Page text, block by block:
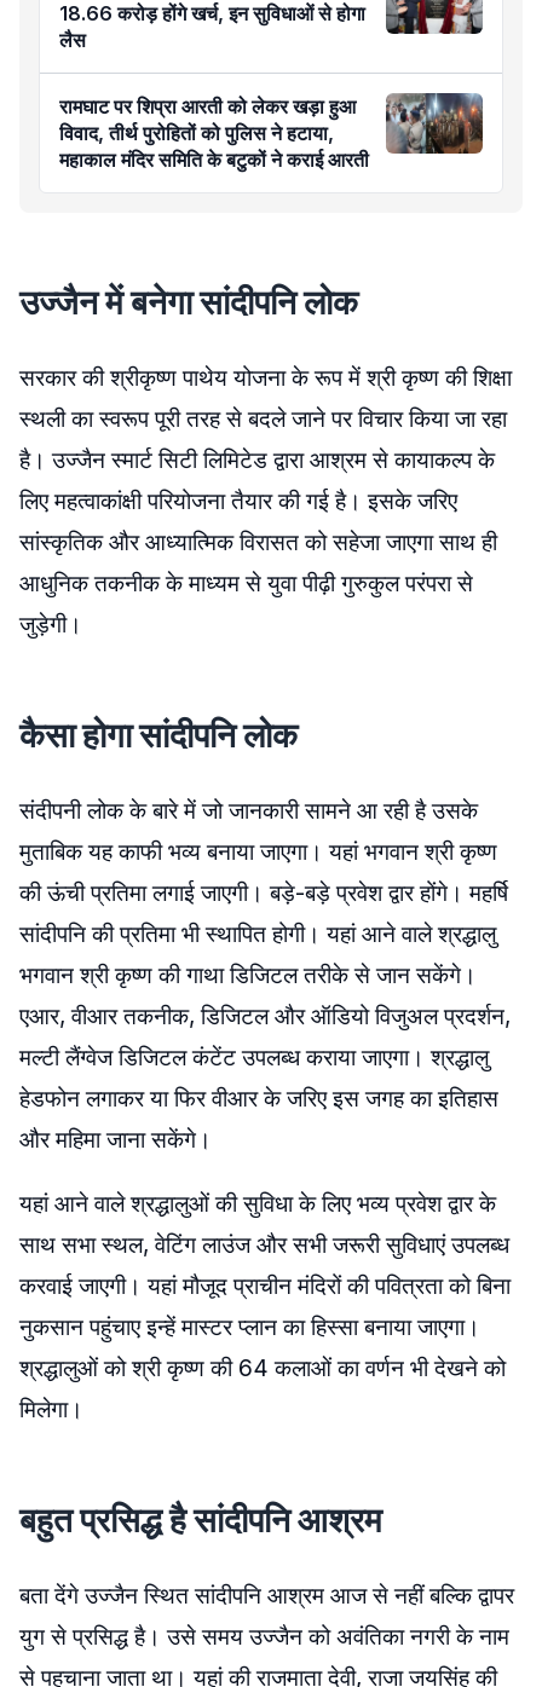
18.66 करोड़ होंगे खर्च, इन सुविधाओं से होगा
लैस
रामघाट पर शिप्रा आरती को लेकर खड़ा हुआ
विवाद, तीर्थ पुरोहितों को पुलिस ने हटाया,
महाकाल मंदिर समिति के बटुकों ने कराई आरती
उज्जैन में बनेगा सांदीपनि लोक
सरकार की श्रीकृष्ण पाथेय योजना के रूप में श्री कृष्ण की शिक्षा
स्थली का स्वरूप पूरी तरह से बदले जाने पर विचार किया जा रहा
है। उज्जैन स्मार्ट सिटी लिमिटेड द्वारा आश्रम से कायाकल्प के
लिए महत्वाकांक्षी परियोजना तैयार की गई है। इसके जरिए
सांस्कृतिक और आध्यात्मिक विरासत को सहेजा जाएगा साथ ही
आधुनिक तकनीक के माध्यम से युवा पीढ़ी गुरुकुल परंपरा से
जुड़ेगी।
कैसा होगा सांदीपनि लोक
संदीपनी लोक के बारे में जो जानकारी सामने आ रही है उसके
मुताबिक यह काफी भव्य बनाया जाएगा। यहां भगवान श्री कृष्ण
की ऊंची प्रतिमा लगाई जाएगी। बड़े-बड़े प्रवेश द्वार होंगे। महर्षि
सांदीपनि की प्रतिमा भी स्थापित होगी। यहां आने वाले श्रद्धालु
भगवान श्री कृष्ण की गाथा डिजिटल तरीके से जान सकेंगे।
एआर, वीआर तकनीक, डिजिटल और ऑडियो विजुअल प्रदर्शन,
मल्टी लैंग्वेज डिजिटल कंटेंट उपलब्ध कराया जाएगा। श्रद्धालु
हेडफोन लगाकर या फिर वीआर के जरिए इस जगह का इतिहास
और महिमा जाना सकेंगे।
यहां आने वाले श्रद्धालुओं की सुविधा के लिए भव्य प्रवेश द्वार के
साथ सभा स्थल, वेटिंग लाउंज और सभी जरूरी सुविधाएं उपलब्ध
करवाई जाएगी। यहां मौजूद प्राचीन मंदिरों की पवित्रता को बिना
नुकसान पहुंचाए इन्हें मास्टर प्लान का हिस्सा बनाया जाएगा।
श्रद्धालुओं को श्री कृष्ण की 64 कलाओं का वर्णन भी देखने को
मिलेगा।
बहुत प्रसिद्ध है सांदीपनि आश्रम
बता देंगे उज्जैन स्थित सांदीपनि आश्रम आज से नहीं बल्कि द्वापर
युग से प्रसिद्ध है। उसे समय उज्जैन को अवंतिका नगरी के नाम
से पहचाना जाता था। यहां की राजमाता देवी, राजा जयसिंह की